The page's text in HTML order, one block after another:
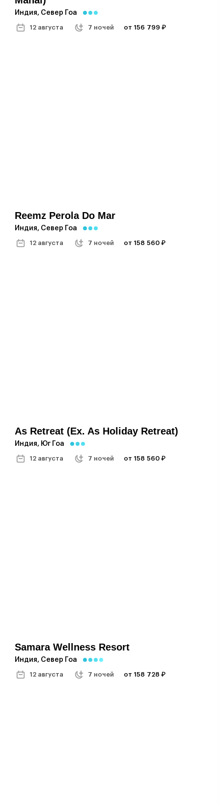
Индия, Север Гоа
12 августа 7 ночей от 156 799 ₽
Reemz Perola Do Mar
Индия, Север Гоа
12 августа 7 ночей от 158 560 ₽
As Retreat (ex. As Holiday Retreat)
Индия, Юг Гоа
12 августа 7 ночей от 158 560 ₽
Samara Wellness Resort
Индия, Север Гоа
12 августа 7 ночей от 158 728 ₽